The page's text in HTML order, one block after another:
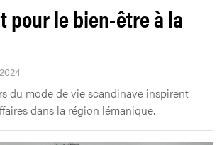
pour le bien-être à la
du mode de vie scandinave inspirent
dans la région lémanique.